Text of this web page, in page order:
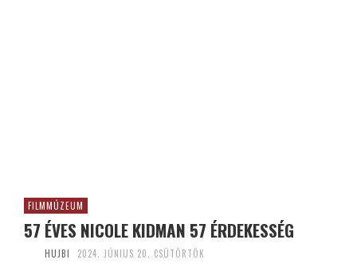
FILMMÚZEUM
57 ÉVES NICOLE KIDMAN 57 ÉRDEKESSÉG
HUJBI 2024. JÚNIUS 20. CSÜTÖRTÖK